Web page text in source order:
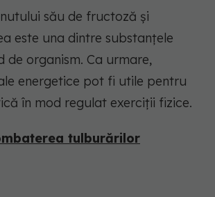
său de fructoză și
este una dintre substanțele
de organism. Ca urmare,
energetice pot fi utile pentru
în mod regulat exerciții fizice.
tulburărilor